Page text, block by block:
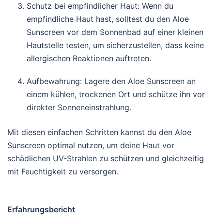
Schutz bei empfindlicher Haut: Wenn du
empfindliche Haut hast, solltest du den Aloe
Sunscreen vor dem Sonnenbad auf einer kleinen
Hautstelle testen, um sicherzustellen, dass keine
allergischen Reaktionen auftreten.
Aufbewahrung: Lagere den Aloe Sunscreen an
einem kühlen, trockenen Ort und schütze ihn vor
direkter Sonneneinstrahlung.
Mit diesen einfachen Schritten kannst du den Aloe
Sunscreen optimal nutzen, um deine Haut vor
schädlichen UV-Strahlen zu schützen und gleichzeitig
mit Feuchtigkeit zu versorgen.
Erfahrungsbericht